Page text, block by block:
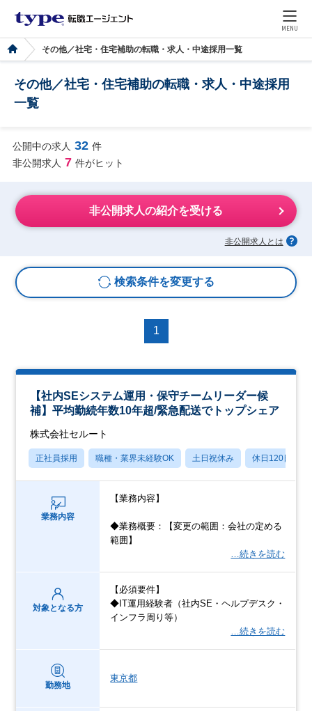
MENU
その他／社宅・住宅補助の転職・求人・中途採用一覧
その他／社宅・住宅補助の転職・求人・中途採用
一覧
公開中の求人 32 件
非公開求人 7 件がヒット
非公開求人の紹介を受ける
非公開求人とは
検索条件を変更する
1
【社内SEシステム運用・保守チームリーダー候
補】平均勤続年数10年超/緊急配送でトップシェア
株式会社セルート
正社員採用 職種・業界未経験OK 土日祝休み 休日120日以上
業務内容
【業務内容】
◆業務概要：【変更の範囲：会社の定める
範囲】
…続きを読む
対象となる方
【必須要件】
◆IT運用経験者（社内SE・ヘルプデスク・
インフラ周り等）
…続きを読む
勤務地
東京都